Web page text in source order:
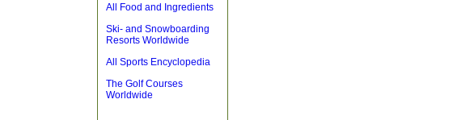
All Food and Ingredients
Ski- and Snowboarding
Resorts Worldwide
All Sports Encyclopedia
The Golf Courses
Worldwide